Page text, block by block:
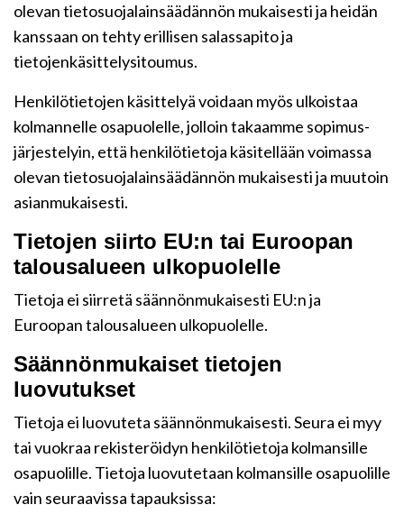
olevan tietosuojalainsäädännön mukaisesti ja heidän
kanssaan on tehty erillisen salassapito ja
tietojenkäsittelysitoumus.
Henkilötietojen käsittelyä voidaan myös ulkoistaa
kolmannelle osapuolelle, jolloin takaamme sopimus-
järjestelyin, että henkilötietoja käsitellään voimassa
olevan tietosuojalainsäädännön mukaisesti ja muutoin
asianmukaisesti.
Tietojen siirto EU:n tai Euroopan
talousalueen ulkopuolelle
Tietoja ei siirretä säännönmukaisesti EU:n ja
Euroopan talousalueen ulkopuolelle.
Säännönmukaiset tietojen
luovutukset
Tietoja ei luovuteta säännönmukaisesti. Seura ei myy
tai vuokraa rekisteröidyn henkilötietoja kolmansille
osapuolille. Tietoja luovutetaan kolmansille osapuolille
vain seuraavissa tapauksissa: